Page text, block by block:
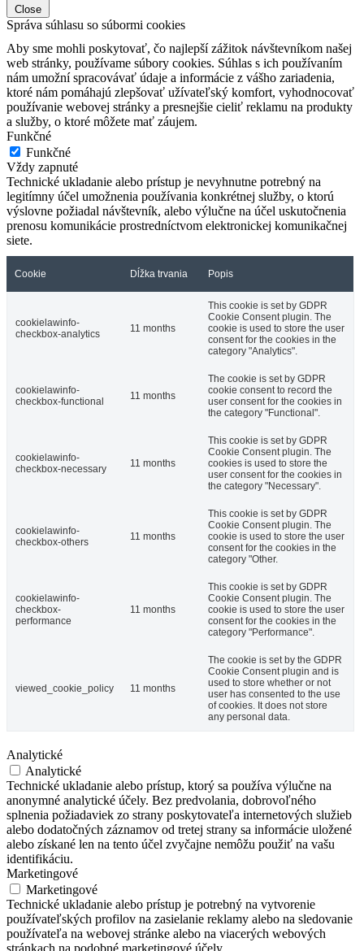
Close
Správa súhlasu so súbormi cookies
Aby sme mohli poskytovať, čo najlepší zážitok návštevníkom našej
web stránky, používame súbory cookies. Súhlas s ich používaním
nám umožní spracovávať údaje a informácie z vášho zariadenia,
ktoré nám pomáhajú zlepšovať užívateľský komfort, vyhodnocovať
používanie webovej stránky a presnejšie cieliť reklamu na produkty
a služby, o ktoré môžete mať záujem.
Funkčné
Funkčné
Vždy zapnuté
Technické ukladanie alebo prístup je nevyhnutne potrebný na
legitímny účel umožnenia používania konkrétnej služby, o ktorú
výslovne požiadal návštevník, alebo výlučne na účel uskutočnenia
prenosu komunikácie prostredníctvom elektronickej komunikačnej
siete.
Cookie Dĺžka trvania Popis
cookielawinfo-
checkbox-analytics
11 months
This cookie is set by GDPR
Cookie Consent plugin. The
cookie is used to store the user
consent for the cookies in the
category "Analytics".
cookielawinfo-
checkbox-functional
11 months
The cookie is set by GDPR
cookie consent to record the
user consent for the cookies in
the category "Functional".
cookielawinfo-
checkbox-necessary
11 months
This cookie is set by GDPR
Cookie Consent plugin. The
cookies is used to store the
user consent for the cookies in
the category "Necessary".
cookielawinfo-
checkbox-others
11 months
This cookie is set by GDPR
Cookie Consent plugin. The
cookie is used to store the user
consent for the cookies in the
category "Other.
cookielawinfo-
checkbox-
performance
11 months
This cookie is set by GDPR
Cookie Consent plugin. The
cookie is used to store the user
consent for the cookies in the
category "Performance".
viewed_cookie_policy 11 months
The cookie is set by the GDPR
Cookie Consent plugin and is
used to store whether or not
user has consented to the use
of cookies. It does not store
any personal data.
Analytické
Analytické
Technické ukladanie alebo prístup, ktorý sa používa výlučne na
anonymné analytické účely. Bez predvolania, dobrovoľného
splnenia požiadaviek zo strany poskytovateľa internetových služieb
alebo dodatočných záznamov od tretej strany sa informácie uložené
alebo získané len na tento účel zvyčajne nemôžu použiť na vašu
identifikáciu.
Marketingové
Marketingové
Technické ukladanie alebo prístup je potrebný na vytvorenie
používateľských profilov na zasielanie reklamy alebo na sledovanie
používateľa na webovej stránke alebo na viacerých webových